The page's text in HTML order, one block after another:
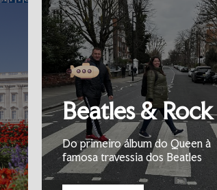
Beatles & Rock
Do primeiro álbum do Queen à
famosa travessia dos Beatles